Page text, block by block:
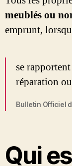
meublés ou
emprunt,
se
réparation
Bulletin Officiel
Qui